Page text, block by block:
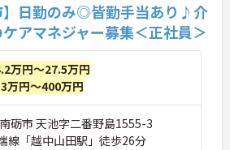
】日勤のみ◎皆勤手当あり♪介
アマネジャー募集＜正社員＞
万円～27.5万円
万円～400万円
砺市 天池字二番野島1555-3
線「越中山田駅」徒歩26分